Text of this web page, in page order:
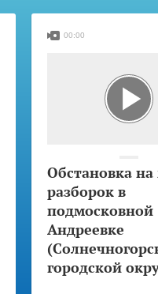
Обстановка на
разборок в
подмосковной
Андреевке
городской
00:00